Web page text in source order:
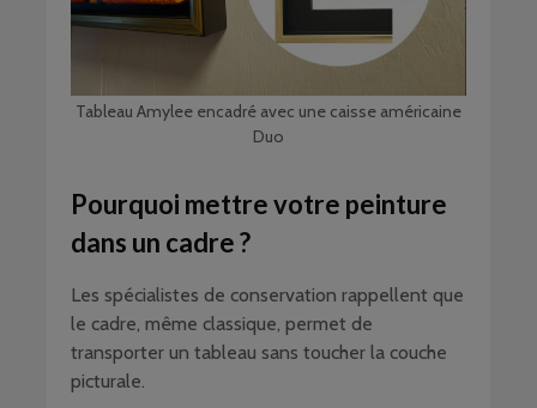
Tableau Amylee encadré avec une caisse américaine
Duo
Pourquoi mettre votre peinture
dans un cadre ?
Les spécialistes de conservation rappellent que
le cadre, même classique, permet de
transporter un tableau sans toucher la couche
picturale.